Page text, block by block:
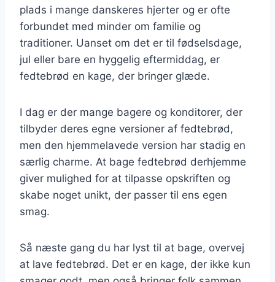
plads i mange danskeres hjerter og er ofte
forbundet med minder om familie og
traditioner. Uanset om det er til fødselsdage,
jul eller bare en hyggelig eftermiddag, er
fedtebrød en kage, der bringer glæde.
I dag er der mange bagere og konditorer, der
tilbyder deres egne versioner af fedtebrød,
men den hjemmelavede version har stadig en
særlig charme. At bage fedtebrød derhjemme
giver mulighed for at tilpasse opskriften og
skabe noget unikt, der passer til ens egen
smag.
Så næste gang du har lyst til at bage, overvej
at lave fedtebrød. Det er en kage, der ikke kun